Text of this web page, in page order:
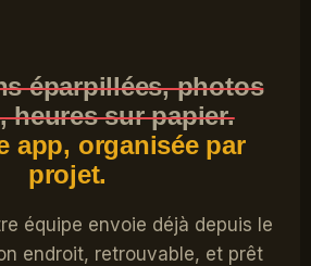
éparpillées, photos
heures sur papier.
app, organisée par
projet.
équipe envoie déjà depuis le
endroit, retrouvable, et prêt